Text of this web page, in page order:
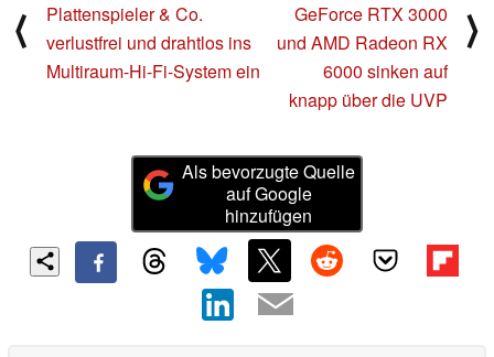
⟨
Plattenspieler & Co.
verlustfrei und drahtlos ins
Multiraum-Hi-Fi-System ein
GeForce RTX 3000
und AMD Radeon RX
6000 sinken auf
knapp über die UVP
⟩
Als bevorzugte Quelle
auf Google
hinzufügen